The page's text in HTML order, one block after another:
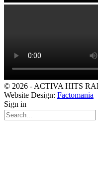
© 2026 - ACTIVA HITS
Website Design: Factomania
Sign in